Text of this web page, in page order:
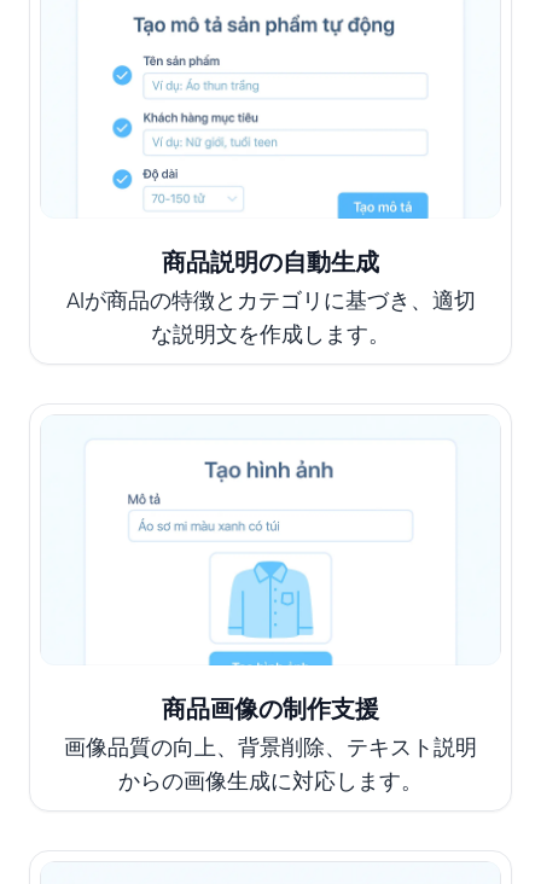
商品説明の自動生成
AIが商品の特徴とカテゴリに基づき、適切
な説明文を作成します。
商品画像の制作支援
画像品質の向上、背景削除、テキスト説明
からの画像生成に対応します。